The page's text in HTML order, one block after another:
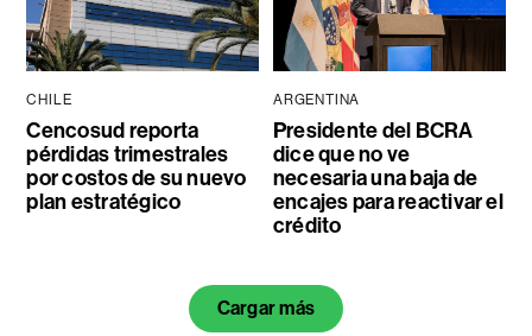
CHILE
Cencosud reporta
pérdidas trimestrales
por costos de su nuevo
plan estratégico
ARGENTINA
Presidente del BCRA
dice que no ve
necesaria una baja de
encajes para reactivar el
crédito
Cargar más